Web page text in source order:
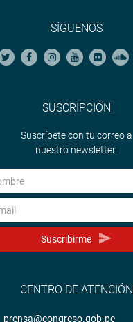
SÍGUENOS
SUSCRIPCIÓN
Suscríbete con tu correo a
nuestro newsletter.
Suscribirme
CENTRO DE ATENCIÓN
prensa@congreso.gob.pe